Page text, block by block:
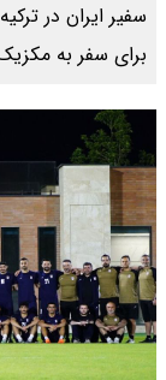
سفیر ایران در
برای سفر به